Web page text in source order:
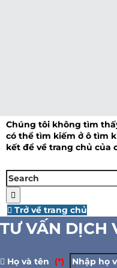
Chúng tôi không tìm
có thể tìm kiếm ở ô tìm
kết để về trang chủ của
Trở về trang chủ
TƯ VẤN DỊCH
Họ và tên (*)